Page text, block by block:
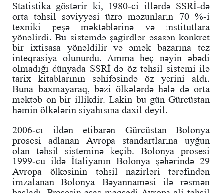
Statistika göstərir ki, 1980-ci illərdə SSRİ-də
orta təhsil səviyyəsi üzrə məzunların 70 %-i
texniki peşə məktəblərinə və institutlara
yönəlirdi. Bu sistemdə şagirdlər əsasən konkret
bir ixtisasa yönəldilir və əmək bazarına tez
inteqrasiya olunurdu. Amma heç nəyin əbədi
olmadığı dünyada SSRİ də öz təhsil sistemi ilə
tarix kitablarının səhifəsində öz yerini aldı.
Buna baxmayaraq, bəzi ölkələrdə hələ də orta
məktəb on bir illikdir. Lakin bu gün Gürcüstan
həmin ölkələrin siyahısına daxil deyil.
2006-cı ildən etibarən Gürcüstan Bolonya
prosesi adlanan Avropa standartlarına uyğun
olan təhsil sisteminə keçib. Bolonya prosesi
1999-cu ildə İtaliyanın Bolonya şəhərində 29
Avropa ölkəsinin təhsil nazirləri tərəfindən
imzalanan Bolonya Bəyannaməsi ilə rəsmən